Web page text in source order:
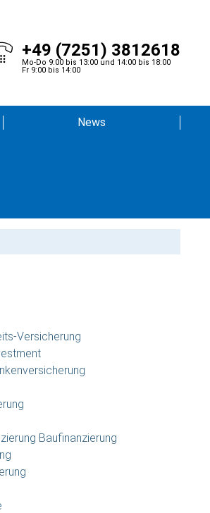
+49 (7251) 3812618
Mo-Do 9:00 bis 13:00 und 14:00 bis 18:00
Fr 9:00 bis 14:00
News
Versicherung
Baufinanzierung